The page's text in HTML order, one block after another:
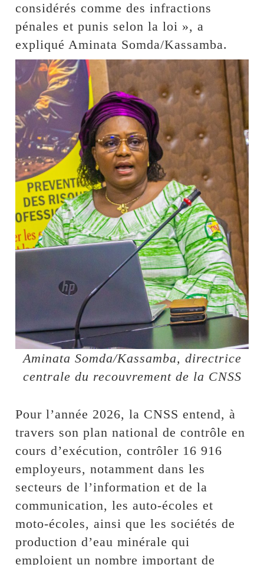
considérés comme des infractions
pénales et punis selon la loi », a
expliqué Aminata Somda/Kassamba.
Aminata Somda/Kassamba, directrice
centrale du recouvrement de la CNSS
Pour l’année 2026, la CNSS entend, à
travers son plan national de contrôle en
cours d’exécution, contrôler 16 916
employeurs, notamment dans les
secteurs de l’information et de la
communication, les auto-écoles et
moto-écoles, ainsi que les sociétés de
production d’eau minérale qui
emploient un nombre important de